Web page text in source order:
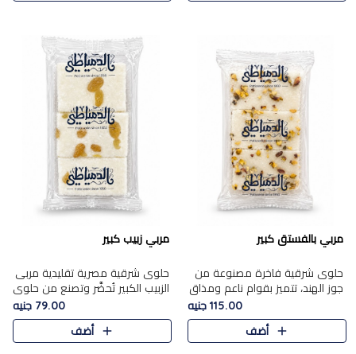
مربي بالفستق كبير
حلوى شرقية فاخرة مصنوعة من
جوز الهند، تتميز بقوام ناعم ومذاق
غني، وتزين بقطع من الفستق
الفاخر التي تضيف عليها قرمشة
115.00 جنيه
أضف
مربي زبيب كبير
حلوى شرقية مصرية تقليدية مربى
الزبيب الكبير تُحضَّر وتصنع من حلوي
جوز الهند باسد بقوام طري ومذاق
غني، وتُزين وتغطا بحبات الزبيب
الذهبي التي ..
79.00 جنيه
أضف